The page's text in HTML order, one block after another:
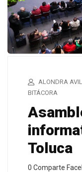
ALONDRA
BITÁCORA
Toluca
0 Comparte